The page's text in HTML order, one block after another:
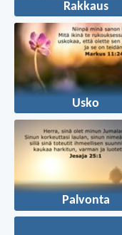
Rakkaus
Usko
Palvonta